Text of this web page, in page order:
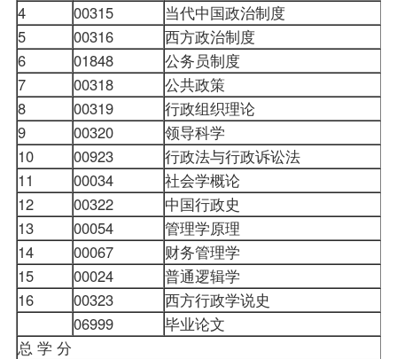
4
00315 当代中国政治制度
5
00316 西方政治制度
6
01848 公务员制度
7
00318 公共政策
8
00319 行政组织理论
9
00320 领导科学
10
00923 行政法与行政诉讼法
11
00034 社会学概论
12
00322 中国行政史
13
00054 管理学原理
14
00067 财务管理学
15
00024 普通逻辑学
16
00323 西方行政学说史
06999
毕业论文
总 学 分